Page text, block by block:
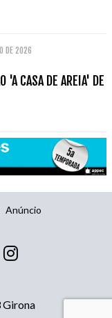
DE 2026
'A CASA DE AREIA' DE
Anúncio
Girona